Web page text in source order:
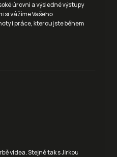
úrovni a výsledné výstupy
si vážíme Vašeho
i práce, kterou jste během
videa. Stejně tak s Jirkou